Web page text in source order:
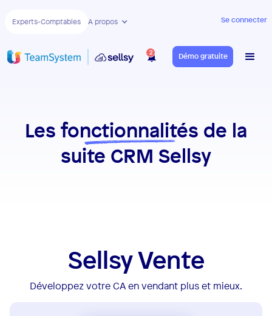
Experts-Comptables A propos Se connecter
2 Démo gratuite
Les fonctionnalités de la
suite CRM Sellsy
Sellsy Vente
Développez votre CA en vendant plus et mieux.